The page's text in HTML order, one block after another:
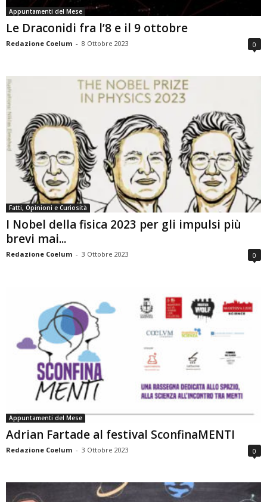
Appuntamenti del Mese
Le Draconidi fra l’8 e il 9 ottobre
Redazione Coelum - 8 Ottobre 2023 0
Fatti, Opinioni e Curiosità
I Nobel della fisica 2023 per gli impulsi più
brevi mai...
Redazione Coelum - 3 Ottobre 2023 0
Appuntamenti del Mese
Adrian Fartade al festival SconfinaMENTI
Redazione Coelum - 3 Ottobre 2023 0